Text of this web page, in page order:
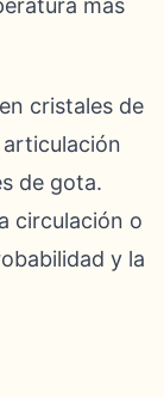
más
cristales de
de gota.
circulación o
y la